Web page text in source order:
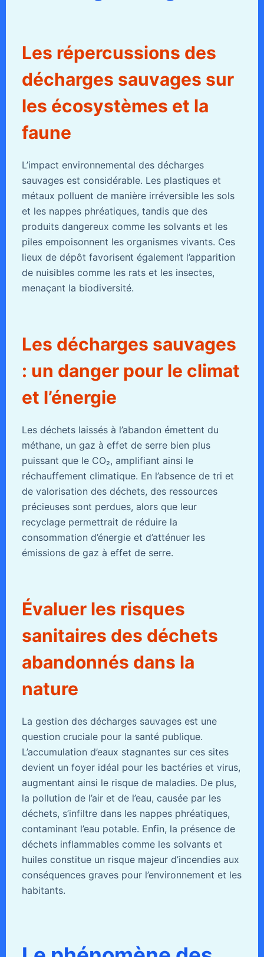
Les répercussions des
décharges sauvages sur
les écosystèmes et la
faune
L’impact environnemental des décharges
sauvages est considérable. Les plastiques et
métaux polluent de manière irréversible les sols
et les nappes phréatiques, tandis que des
produits dangereux comme les solvants et les
piles empoisonnent les organismes vivants. Ces
lieux de dépôt favorisent également l’apparition
de nuisibles comme les rats et les insectes,
menaçant la biodiversité.
Les décharges sauvages
: un danger pour le climat
et l’énergie
Les déchets laissés à l’abandon émettent du
méthane, un gaz à effet de serre bien plus
puissant que le CO₂, amplifiant ainsi le
réchauffement climatique. En l’absence de tri et
de valorisation des déchets, des ressources
précieuses sont perdues, alors que leur
recyclage permettrait de réduire la
consommation d’énergie et d’atténuer les
émissions de gaz à effet de serre.
Évaluer les risques
sanitaires des déchets
abandonnés dans la
nature
La gestion des décharges sauvages est une
question cruciale pour la santé publique.
L’accumulation d’eaux stagnantes sur ces sites
devient un foyer idéal pour les bactéries et virus,
augmentant ainsi le risque de maladies. De plus,
la pollution de l’air et de l’eau, causée par les
déchets, s’infiltre dans les nappes phréatiques,
contaminant l’eau potable. Enfin, la présence de
déchets inflammables comme les solvants et
huiles constitue un risque majeur d’incendies aux
conséquences graves pour l’environnement et les
habitants.